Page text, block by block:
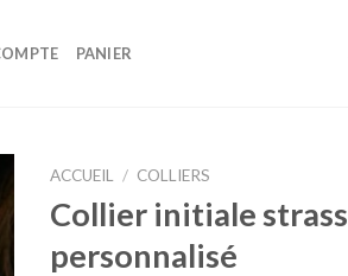
PANIER
ACCUEIL / COLLIERS
Collier initiale strass
personnalisé